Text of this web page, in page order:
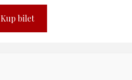
Kup bilet